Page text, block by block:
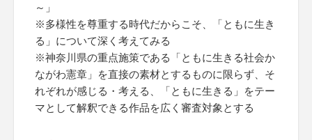
～」
※多様性を尊重する時代だからこそ、「ともに生き
る」について深く考えてみる
※神奈川県の重点施策である「ともに生きる社会か
ながわ憲章」を直接の素材とするものに限らず、そ
れぞれが感じる・考える、「ともに生きる」をテー
マとして解釈できる作品を広く審査対象とする